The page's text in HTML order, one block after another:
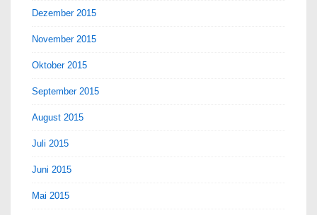
Dezember 2015
November 2015
Oktober 2015
September 2015
August 2015
Juli 2015
Juni 2015
Mai 2015